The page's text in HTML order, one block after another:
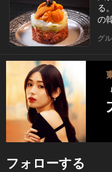
る
の
グ
フォローする